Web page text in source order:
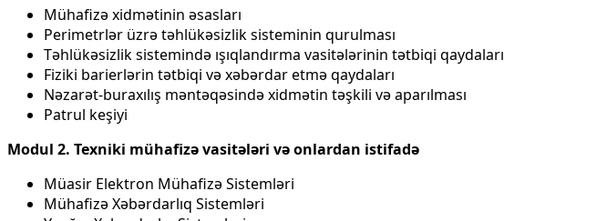
Mühafizə xidmətinin əsasları
Perimetrlər üzrə təhlükəsizlik sisteminin qurulması
Təhlükəsizlik sistemində ışıqlandırma vasitələrinin tətbiqi qaydaları
Fiziki barierlərin tətbiqi və xəbərdar etmə qaydaları
Nəzarət-buraxılış məntəqəsində xidmətin təşkili və aparılması
Patrul keşiyi
Modul 2. Texniki mühafizəvasitələri və onlardan istifadə
Müasir Elektron Mühafizə Sistemləri
Mühafizə Xəbərdarlıq Sistemləri